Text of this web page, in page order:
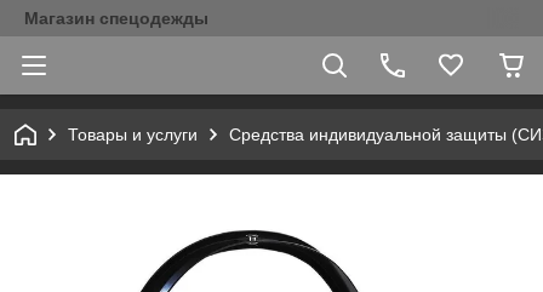
Магазин спецодежды
Товары и услуги Средства индивидуальной